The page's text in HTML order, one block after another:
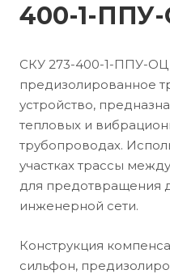
400-1-
СКУ 273-400-1-ППУ-
предизолированное
устройство,
тепловых и
трубопроводах.
участках трассы
для предотвращения
инженерной сети.
Конструкция
сильфон,